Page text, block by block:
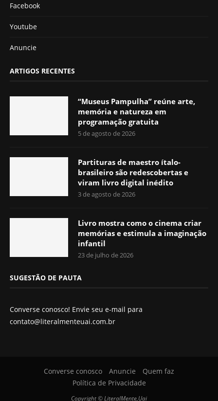
Facebook
Youtube
Anuncie
ARTIGOS RECENTES
“Museus Pampulha” reúne arte,
memória e natureza em
programação gratuita
5 de agosto de 2026
Partituras de maestro ítalo-
brasileiro são redescobertas e
viram livro digital inédito
3 de agosto de 2026
Livro mostra como o cinema criar
memórias e estimula a imaginação
infantil
23 de julho de 2026
SUGESTÃO DE PAUTA
Converse conosco! Envie seu e-mail para
contato@literalmenteuai.com.br
Converse conosco Anuncie
Quem faz
Política de Privacidade
Copyright © LiteralMente,Uai